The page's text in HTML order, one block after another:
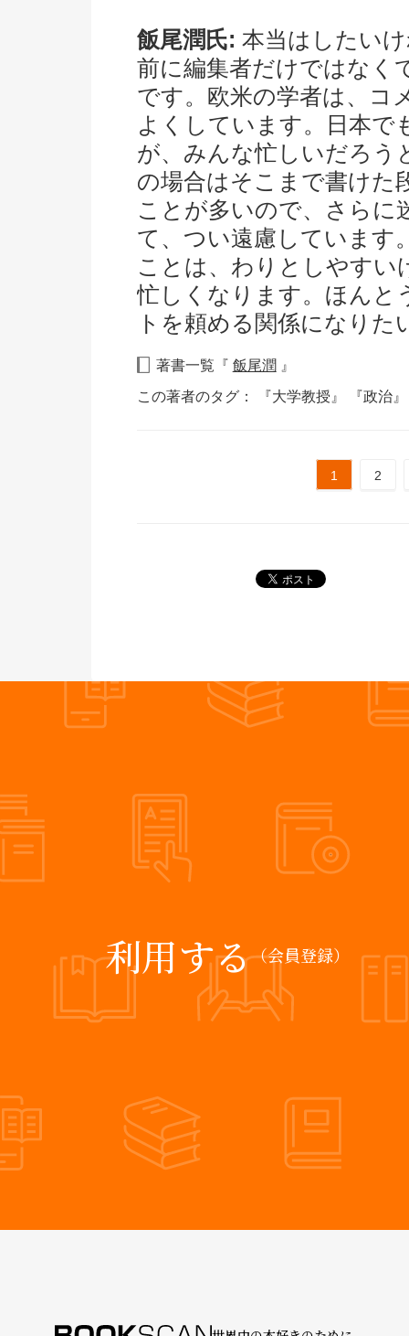
飯尾潤氏: 本当はしたい
前に編集者だけではなく
です。欧米の学者は、コ
よくしています。日本で
が、みんな忙しいだろう
の場合はそこまで書けた
ことが多いので、さらに
て、つい遠慮しています
ことは、わりとしやすい
忙しくなります。ほんと
トを頼める関係になり
著書一覧『 飯尾潤 』
この著者のタグ：
『大学教授』 『政治
1 2
利用する（会員登録）